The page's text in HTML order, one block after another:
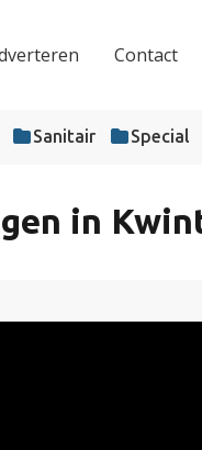
Contact
Sanitair Special
in